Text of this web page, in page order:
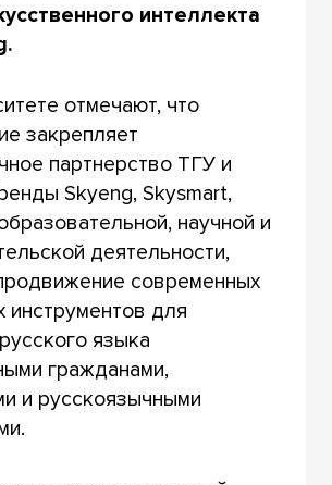
интеллекта
отмечают, что
закрепляет
партнерство ТГУ и
Skyeng, Skysmart,
научной и
деятельности,
современных
для
языка
гражданами,
и русскоязычными